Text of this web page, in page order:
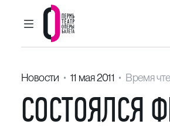
ГЛАВНОЕ МЕНЮ
Пермский театр
Новости 11 мая 2011 Время
СОСТОЯЛСЯ